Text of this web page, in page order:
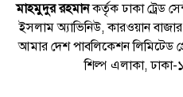
মাহমুদুর রহমানকর্তৃক ঢাকা ট্রেড
ইসলাম অ্যাভিনিউ, কারওয়ান
আমার দেশ পাবলিকেশন লিমিটেড
শিল্প এলাকা, ঢাকা-